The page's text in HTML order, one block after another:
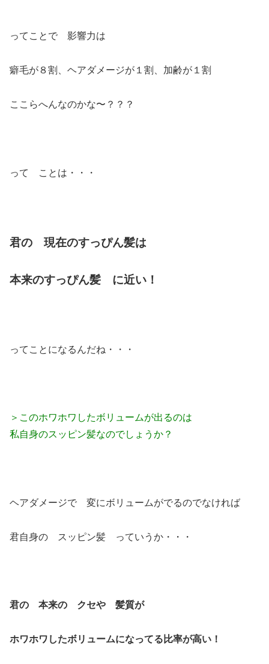
ってことで 影響力は
癖毛が８割、ヘアダメージが１割、加齢が１割
ここらへんなのかな〜？？？
って ことは・・・
君の 現在のすっぴん髪は
本来のすっぴん髪 に近い！
ってことになるんだね・・・
＞このホワホワしたボリュームが出るのは
私自身のスッピン髪なのでしょうか？
ヘアダメージで 変にボリュームがでるのでなければ
君自身の スッピン髪 っていうか・・・
君の 本来の クセや 髪質が
ホワホワしたボリュームになってる比率が高い！